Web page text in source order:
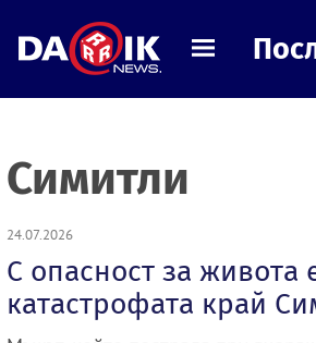
Симитли
24.07.2026
С опасност за живота
катастрофата край